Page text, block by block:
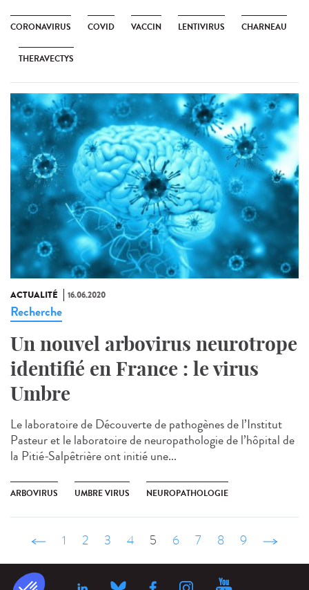
CORONAVIRUS COVID VACCIN LENTIVIRUS CHARNEAU
THERAVECTYS
ACTUALITÉ 16.06.2020
Recherche
Un nouvel arbovirus neurotrope
identifié en France : le virus
Umbre
Le laboratoire de Découverte de pathogènes de l’Institut
Pasteur et le laboratoire de neuropathologie de l’hôpital de
la Pitié-Salpêtrière ont initié une...
ARBOVIRUS UMBRE VIRUS NEUROPATHOLOGIE
‹ précédent
1 2 3 4 5 6 7 8 9 suivant ›